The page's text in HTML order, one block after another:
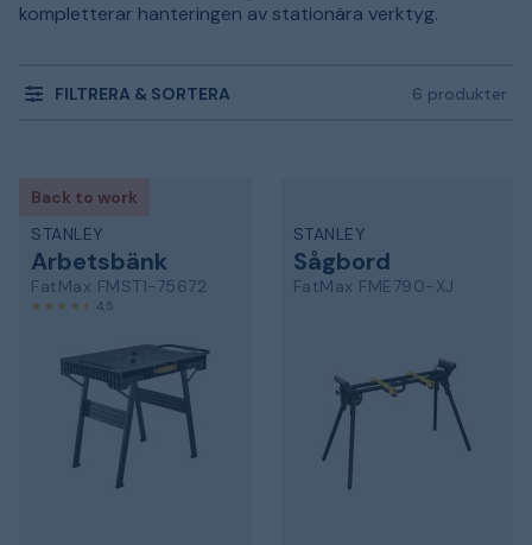
kompletterar hanteringen av stationära verktyg.
FILTRERA & SORTERA 6 produkter
Back to work
STANLEY
Arbetsbänk
FatMax FMST1-75672
4,5
STANLEY
Sågbord
FatMax FME790-XJ